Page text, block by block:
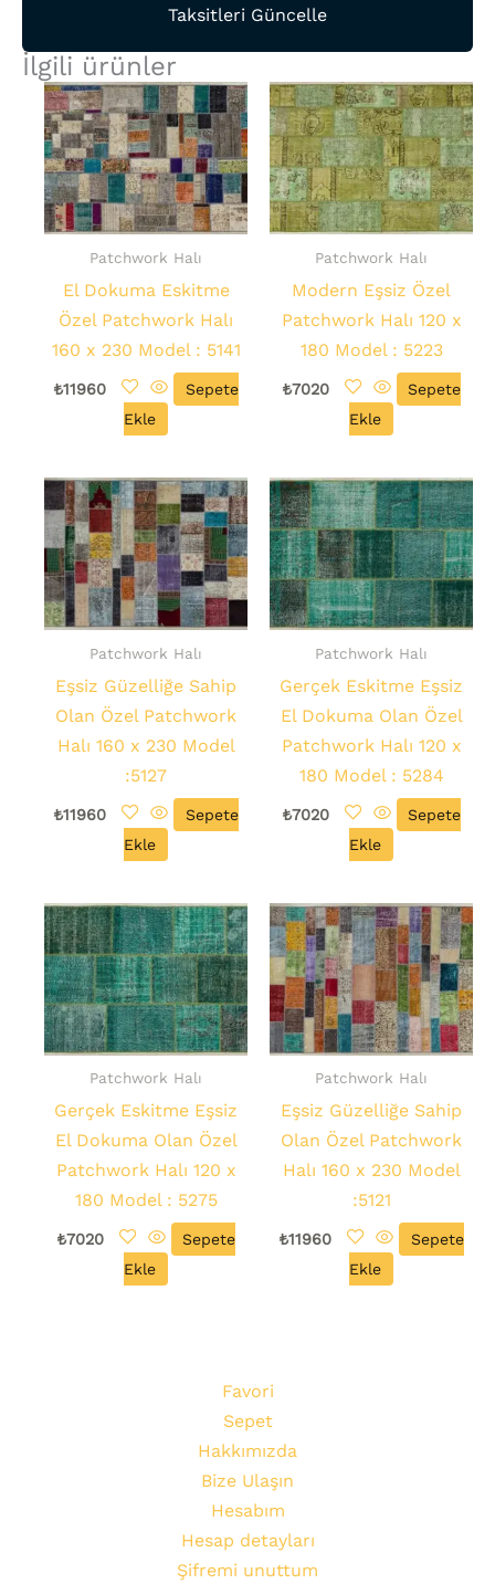
Taksitleri Güncelle
İlgili ürünler
Patchwork Halı
El Dokuma Eskitme
Özel Patchwork Halı
160 x 230 Model : 5141
₺11960
Sepete
Ekle
Patchwork Halı
Modern Eşsiz Özel
Patchwork Halı 120 x
180 Model : 5223
₺7020
Sepete
Ekle
Patchwork Halı
Eşsiz Güzelliğe Sahip
Olan Özel Patchwork
Halı 160 x 230 Model
:5127
₺11960
Sepete
Ekle
Patchwork Halı
Gerçek Eskitme Eşsiz
El Dokuma Olan Özel
Patchwork Halı 120 x
180 Model : 5284
₺7020
Sepete
Ekle
Patchwork Halı
Gerçek Eskitme Eşsiz
El Dokuma Olan Özel
Patchwork Halı 120 x
180 Model : 5275
₺7020
Sepete
Ekle
Patchwork Halı
Eşsiz Güzelliğe Sahip
Olan Özel Patchwork
Halı 160 x 230 Model
:5121
₺11960
Sepete
Ekle
Favori
Sepet
Hakkımızda
Bize Ulaşın
Hesabım
Hesap detayları
Şifremi unuttum